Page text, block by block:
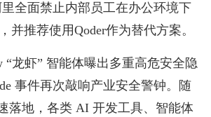
里全面禁止内部员工在办公环境下
并推荐使用Qoder作为替代方案。
“龙虾” 智能体曝出多重高危安全隐
事件再次敲响产业安全警钟。随
落地，各类 AI 开发工具、智能体